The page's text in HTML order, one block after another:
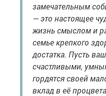
замечательным
— это настоящее
жизнь смыслом и
семье крепкого
достатка. Пусть
счастливыми,
гордятся своей
вклад в её